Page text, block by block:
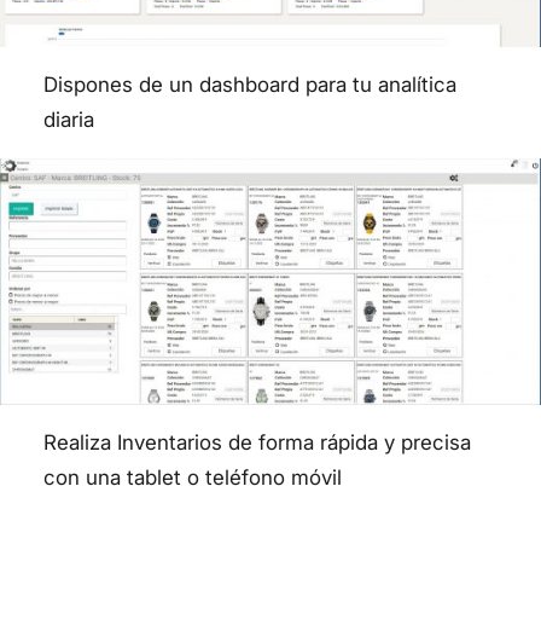
Dispones de un dashboard para tu analítica
diaria
Realiza Inventarios de forma rápida y precisa
con una tablet o teléfono móvil